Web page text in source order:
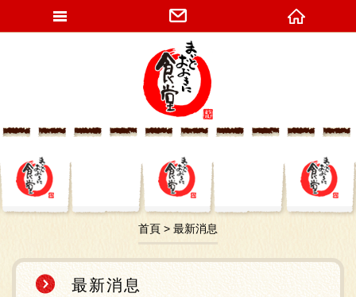
首頁 最新消息
最新消息